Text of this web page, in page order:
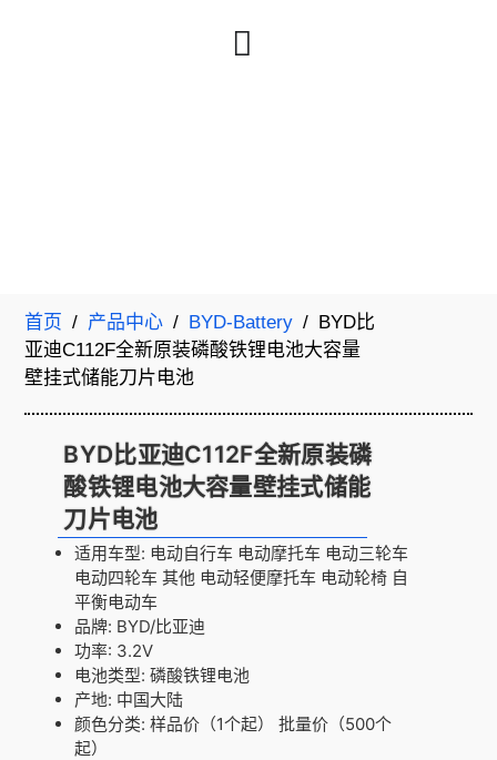
首页 / 产品中心 / BYD-Battery / BYD比
亚迪C112F全新原装磷酸铁锂电池大容量
壁挂式储能刀片电池
BYD比亚迪C112F全新原装磷
酸铁锂电池大容量壁挂式储能
刀片电池
适用车型: 电动自行车 电动摩托车 电动三轮车
电动四轮车 其他 电动轻便摩托车 电动轮椅 自
平衡电动车
品牌: BYD/比亚迪
功率: 3.2V
电池类型: 磷酸铁锂电池
产地: 中国大陆
颜色分类: 样品价（1个起） 批量价（500个
起）